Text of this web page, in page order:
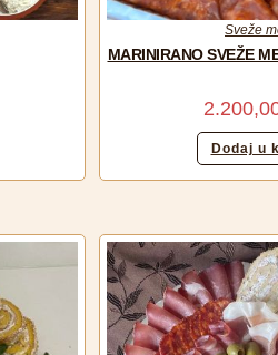
Sveže
MARINIRANO SVEŽE
Dodaj u